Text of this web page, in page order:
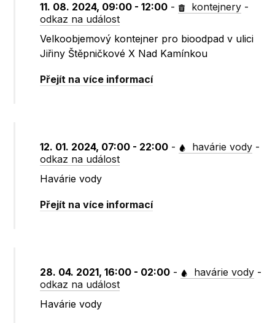
11. 08. 2024, 09:00 - 12:00 - kontejnery -
odkaz na událost
Velkoobjemový kontejner pro bioodpad v ulici
Jiřiny Štěpničkové X Nad Kamínkou
Přejít na více informací
12. 01. 2024, 07:00 - 22:00 - havárie vody -
odkaz na událost
Havárie vody
Přejít na více informací
28. 04. 2021, 16:00 - 02:00 - havárie vody -
odkaz na událost
Havárie vody